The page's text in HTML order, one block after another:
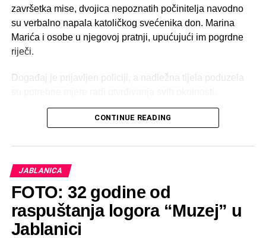
završetka mise, dvojica nepoznatih počinitelja navodno
su verbalno napala katoličkog svećenika don. Marina
Marića i osobe u njegovoj pratnji, upućujući im pogrdne
riječi.
Događaj je prijavljen policiji, a nadležna tijela poduzela
CONTINUE READING
JABLANICA
FOTO: 32 godine od
raspuštanja logora “Muzej” u
Jablanici